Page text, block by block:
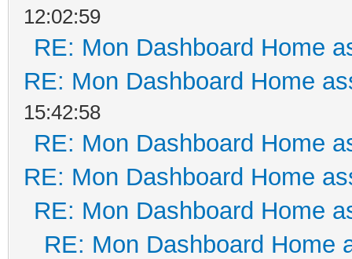
12:02:59
RE: Mon Dashboard Home
RE: Mon Dashboard Home
15:42:58
RE: Mon Dashboard Home
RE: Mon Dashboard Home
RE: Mon Dashboard Home
RE: Mon Dashboard Home